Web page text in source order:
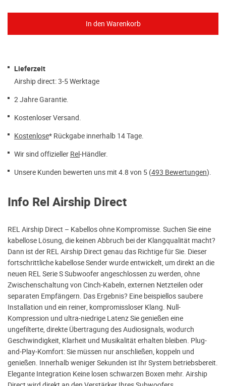
Lieferzeit
Airship direct: 3-5 Werktage
2 Jahre Garantie.
Kostenloser Versand.
Kostenlose* Rückgabe innerhalb 14 Tage.
Wir sind offizieller Rel-Händler.
Unsere Kunden bewerten uns mit 4.8 von 5 (493 Bewertungen).
Info Rel Airship Direct
REL Airship Direct – Kabellos ohne Kompromisse. Suchen Sie eine
kabellose Lösung, die keinen Abbruch bei der Klangqualität macht?
Dann ist der REL Airship Direct genau das Richtige für Sie. Dieser
fortschrittliche kabellose Sender wurde entwickelt, um direkt an die
neuen REL Serie S Subwoofer angeschlossen zu werden, ohne
Zwischenschaltung von Cinch-Kabeln, externen Netzteilen oder
separaten Empfängern. Das Ergebnis? Eine beispiellos saubere
Installation und ein reiner, kompromissloser Klang. Null-
Kompression und ultra-niedrige Latenz Sie genießen eine
ungefilterte, direkte Übertragung des Audiosignals, wodurch
Geschwindigkeit, Klarheit und Musikalität erhalten bleiben. Plug-
and-Play-Komfort: Sie müssen nur anschließen, koppeln und
genießen. Innerhalb weniger Sekunden ist Ihr System betriebsbereit.
Elegante Integration Keine losen schwarzen Boxen mehr. Airship